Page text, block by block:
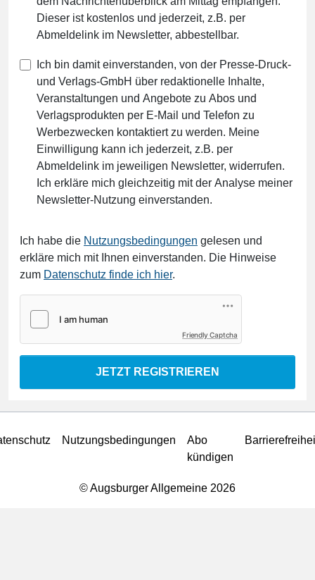
Dieser ist kostenlos und jederzeit, z.B. per
Abmeldelink im Newsletter, abbestellbar.
Ich bin damit einverstanden, von der Presse-Druck-
und Verlags-GmbH über redaktionelle Inhalte,
Veranstaltungen und Angebote zu Abos und
Verlagsprodukten per E-Mail und Telefon zu
Werbezwecken kontaktiert zu werden. Meine
Einwilligung kann ich jederzeit, z.B. per
Abmeldelink im jeweiligen Newsletter, widerrufen.
Ich erkläre mich gleichzeitig mit der Analyse meiner
Newsletter-Nutzung einverstanden.
Ich habe die Nutzungsbedingungen gelesen und
erkläre mich mit Ihnen einverstanden. Die Hinweise
zum Datenschutz finde ich hier.
Friendly Captcha
JETZT REGISTRIEREN
Nutzungsbedingungen
Abo
kündigen
© Augsburger Allgemeine 2026